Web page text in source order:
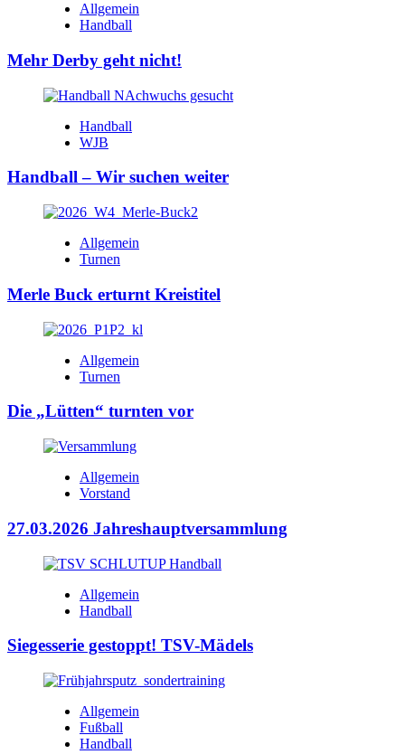
Allgemein
Handball
Mehr Derby geht nicht!
Handball
WJB
Handball – Wir suchen weiter
Allgemein
Turnen
Merle Buck erturnt Kreistitel
Allgemein
Turnen
Die „Lütten“ turnten vor
Allgemein
Vorstand
27.03.2026 Jahreshauptversammlung
Allgemein
Handball
Siegesserie gestoppt! TSV-Mädels
Allgemein
Fußball
Handball